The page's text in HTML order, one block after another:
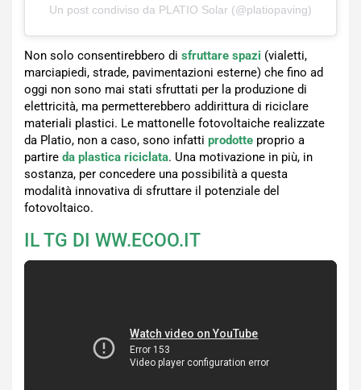
Un post condiviso da PLATIO Solar (@platiopaving)
Non solo consentirebbero di sfruttare spazi (vialetti,
marciapiedi, strade, pavimentazioni esterne) che fino ad
oggi non sono mai stati sfruttati per la produzione di
elettricità, ma permetterebbero addirittura di riciclare
materiali plastici. Le mattonelle fotovoltaiche realizzate
da Platio, non a caso, sono infatti prodotte proprio a
partire da plastica riciclata. Una motivazione in più, in
sostanza, per concedere una possibilità a questa
modalità innovativa di sfruttare il potenziale del
fotovoltaico.
IL TG DI WW.ECOO.IT